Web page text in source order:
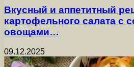
Вкусный и аппетитный
картофельного салата с
овощами…
09.12.2025